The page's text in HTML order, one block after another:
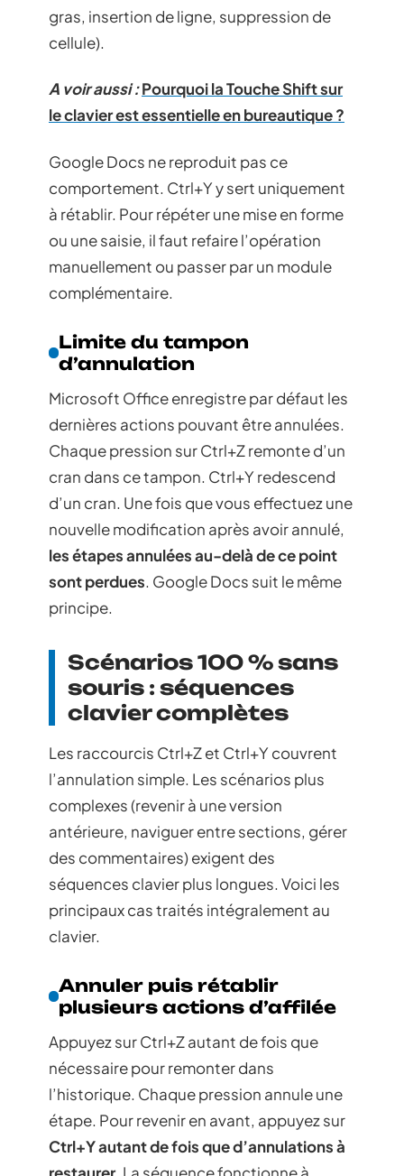
gras, insertion de ligne, suppression de
cellule).
A voir aussi :Pourquoi la Touche Shift sur
le clavier est essentielle en bureautique ?
Google Docs ne reproduit pas ce
comportement. Ctrl+Y y sert uniquement
à rétablir. Pour répéter une mise en forme
ou une saisie, il faut refaire l’opération
manuellement ou passer par un module
complémentaire.
Limite du tampon
d’annulation
Microsoft Office enregistre par défaut les
dernières actions pouvant être annulées.
Chaque pression sur Ctrl+Z remonte d’un
cran dans ce tampon. Ctrl+Y redescend
d’un cran. Une fois que vous effectuez une
nouvelle modification après avoir annulé,
les étapes annulées au-delà de ce point
sont perdues. Google Docs suit le même
principe.
Scénarios 100 % sans
souris : séquences
clavier complètes
Les raccourcis Ctrl+Z et Ctrl+Y couvrent
l’annulation simple. Les scénarios plus
complexes (revenir à une version
antérieure, naviguer entre sections, gérer
des commentaires) exigent des
séquences clavier plus longues. Voici les
principaux cas traités intégralement au
clavier.
Annuler puis rétablir
plusieurs actions d’affilée
Appuyez sur Ctrl+Z autant de fois que
nécessaire pour remonter dans
l’historique. Chaque pression annule une
étape. Pour revenir en avant, appuyez sur
Ctrl+Y autant de fois que d’annulations à